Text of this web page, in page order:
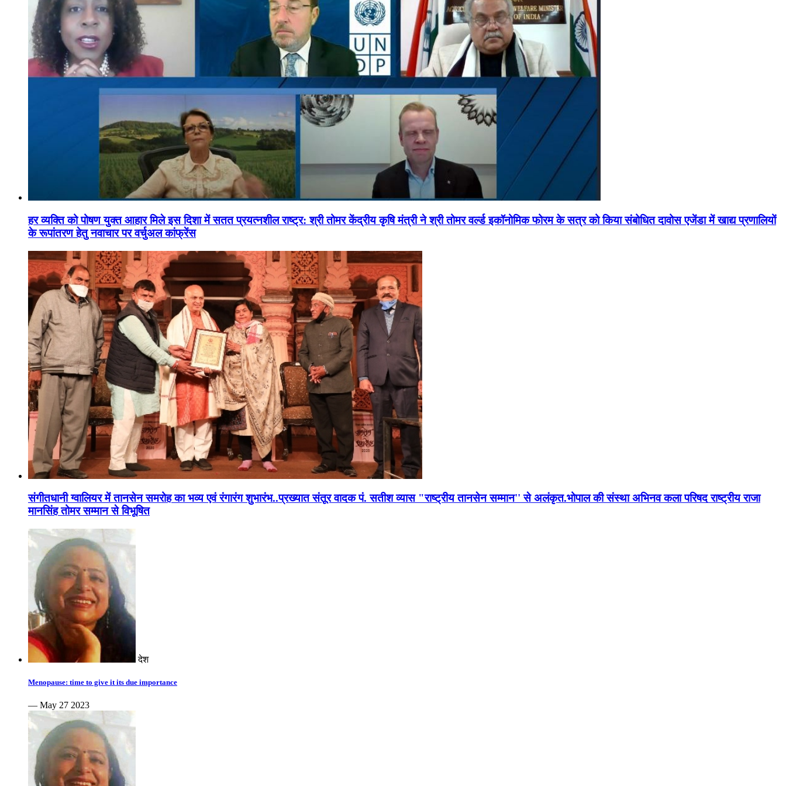
हर व्यक्ति को पोषण युक्त आहार मिले इस दिशा में सतत प्रयत्नशील राष्ट्र: श्री तोमर केंद्रीय कृषि मंत्री ने श्री तोमर वर्ल्ड इकॉनोमिक फोरम के सत्र को किया संबोधित दावोस एजेंडा में खाद्य प्रणालियों
के रूपांतरण हेतु नवाचार पर वर्चुअल कांफ्रेंस
संगीतधानी ग्वालियर में तानसेन समरोह का भव्य एवं रंगारंग शुभारंभ..प्रख्यात संतूर वादक पं. सतीश व्यास "राष्ट्रीय तानसेन सम्मान'' से अलंकृत.भोपाल की संस्था अभिनव कला परिषद राष्ट्रीय राजा
मानसिंह तोमर सम्मान से विभूषित
देश
Menopause: time to give it its due importance
— May 27 2023